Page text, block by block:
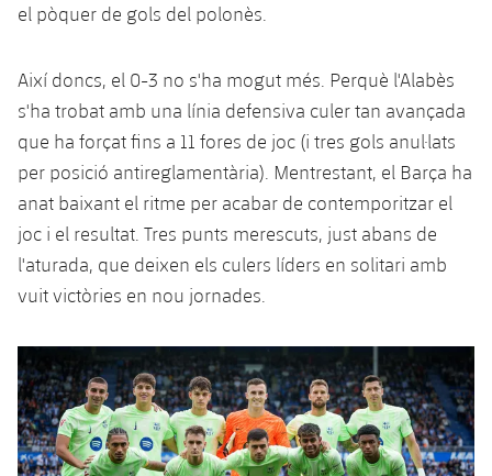
el pòquer de gols del polonès.
Així doncs, el 0-3 no s'ha mogut més. Perquè l'Alabès
s'ha trobat amb una línia defensiva culer tan avançada
que ha forçat fins a 11 fores de joc (i tres gols anul·lats
per posició antireglamentària). Mentrestant, el Barça ha
anat baixant el ritme per acabar de contemporitzar el
joc i el resultat. Tres punts merescuts, just abans de
l'aturada, que deixen els culers líders en solitari amb
vuit victòries en nou jornades.